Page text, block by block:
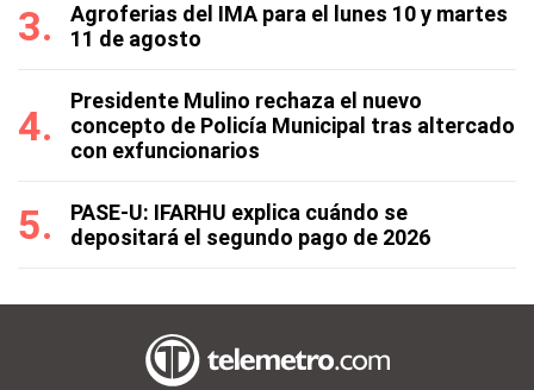
Agroferias del IMA para el lunes 10 y martes
11 de agosto
Presidente Mulino rechaza el nuevo
concepto de Policía Municipal tras altercado
con exfuncionarios
PASE-U: IFARHU explica cuándo se
depositará el segundo pago de 2026